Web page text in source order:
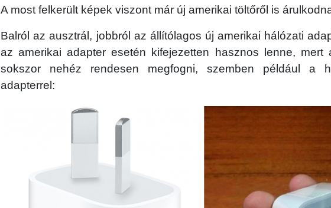
A most felkerült képek viszont már új amerikai töltőről is
Balról az ausztrál, jobbról az állítólagos új amerikai hálózati
az amerikai adapter esetén kifejezetten hasznos lenne,
sokszor nehéz rendesen megfogni, szemben például a
adapterrel: